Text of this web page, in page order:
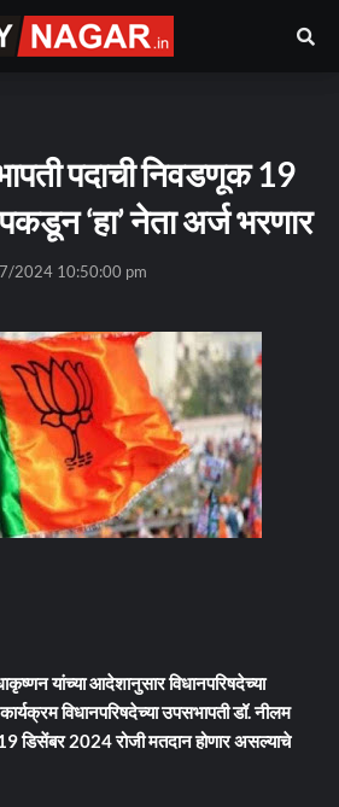
पदाची निवडणूक 19
‘हा’ नेता अर्ज भरणार
2024 10:50:00 pm
यांच्या आदेशानुसार विधानपरिषदेच्या
विधानपरिषदेच्या उपसभापती डॉ. नीलम
डिसेंबर 2024 रोजी मतदान होणार असल्याचे